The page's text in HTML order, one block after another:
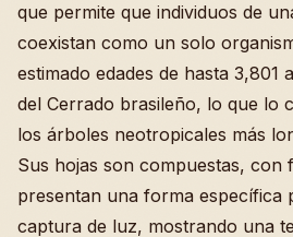
que permite que individuos de
coexistan como un solo
estimado edades de hasta 3,801
del Cerrado brasileño, lo que lo
los árboles neotropicales más
Sus hojas son compuestas, con
presentan una forma específica
captura de luz, mostrando una